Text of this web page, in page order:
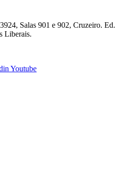
Salas 901 e 902, Cruzeiro. Ed.
Liberais.
Youtube